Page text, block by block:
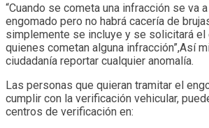
“Cuando se cometa una infracción se va
engomado pero no habrá cacería de
simplemente se incluye y se solicitará el
quienes cometan alguna infracción”,Así
ciudadanía reportar cualquier anomalía.
Las personas que quieran tramitar el
cumplir con la verificación vehicular,
centros de verificación en: